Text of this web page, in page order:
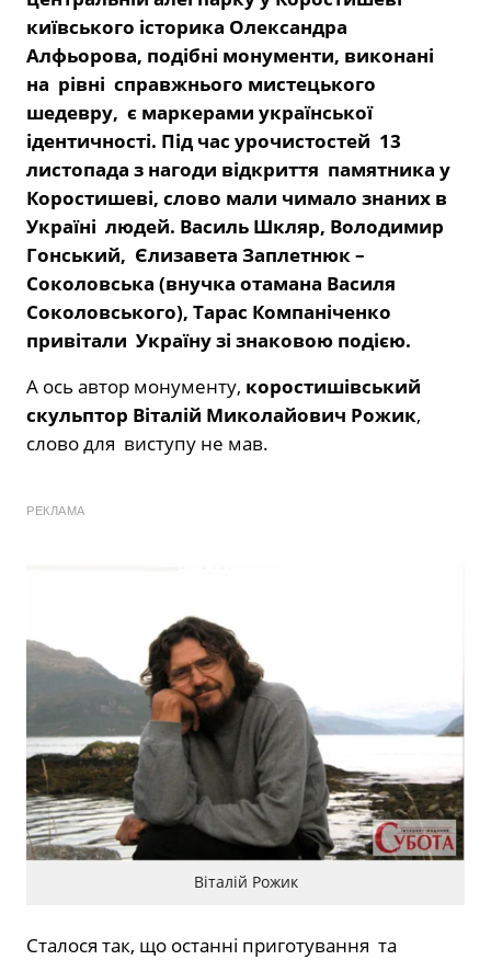
київського історика Олександра
Алфьорова, подібні монументи, виконані
на рівні справжнього мистецького
шедевру, є маркерами української
ідентичності. Під час урочистостей 13
листопада з нагоди відкриття памятника у
Коростишеві, слово мали чимало знаних в
Україні людей. Василь Шкляр, Володимир
Гонський, Єлизавета Заплетнюк –
Соколовська (внучка отамана Василя
Соколовського), Тарас Компаніченко
привітали Україну зі знаковою подією.
А ось автор монументу, коростишівський
скульптор Віталій Миколайович Рожик,
слово для виступу не мав.
РЕКЛАМА
Віталій Рожик
Сталося так, що останні приготування та